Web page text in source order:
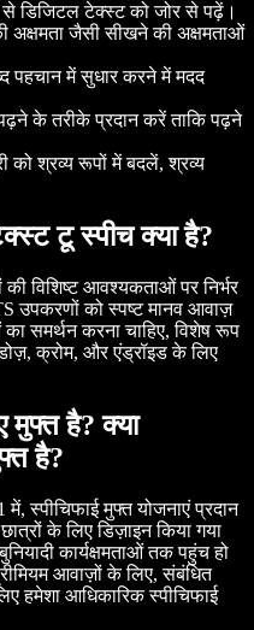
से डिजिटल टेक्स्ट को जोर से पढ़ें।
अक्षमता जैसी सीखने की अक्षमताओं
पहचान में सुधार करने में मदद
के तरीके प्रदान करें ताकि पढ़ने
को श्रव्य रूपों में बदलें, श्रव्य
टू स्पीच क्या है?
की विशिष्ट आवश्यकताओं पर निर्भर
उपकरणों को स्पष्ट मानव आवाज़
समर्थन करना चाहिए, विशेष रूप
क्रोम, और एंड्रॉइड के लिए
मुफ्त है? क्या
है?
स्पीचिफाई मुफ्त योजनाएं प्रदान
के लिए डिज़ाइन किया गया
कार्यक्षमताओं तक पहुंच हो
आवाज़ों के लिए, संबंधित
हमेशा आधिकारिक स्पीचिफाई